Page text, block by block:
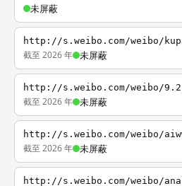
未屏蔽
http://s.weibo.com/weibo/
截至 2026 年 未屏蔽
http://s.weibo.com/weibo/
截至 2026 年 未屏蔽
http://s.weibo.com/weibo/
截至 2026 年 未屏蔽
http://s.weibo.com/weibo/